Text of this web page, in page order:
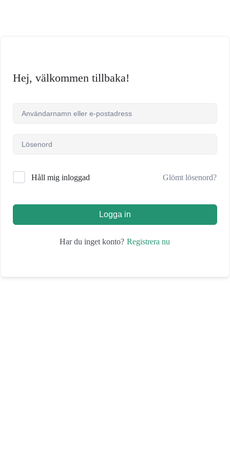
Hej, välkommen tillbaka!
Håll mig inloggad Glömt lösenord?
Logga in
Har du inget konto? Registrera nu